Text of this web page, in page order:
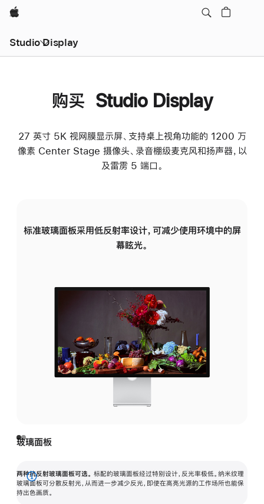
Apple
Studio Display
购买 Studio Display
27 英寸 5K 视网膜显示屏、支持桌上视角功能的 1200 万
像素 Center Stage 摄像头、录音棚级麦克风和扬声器，以
及雷雳 5 端口。
标准玻璃面板采用低反射率设计，可减少使用环境中的屏
幕眩光。
玻璃面板
两种抗反射玻璃面板可选。 标配的玻璃面板经过特别设计，反光率极低。纳米纹理
玻璃面板可分散反射光，从而进一步减少反光，即使在高亮光源的工作场所也能保
持出色画质。
展
开